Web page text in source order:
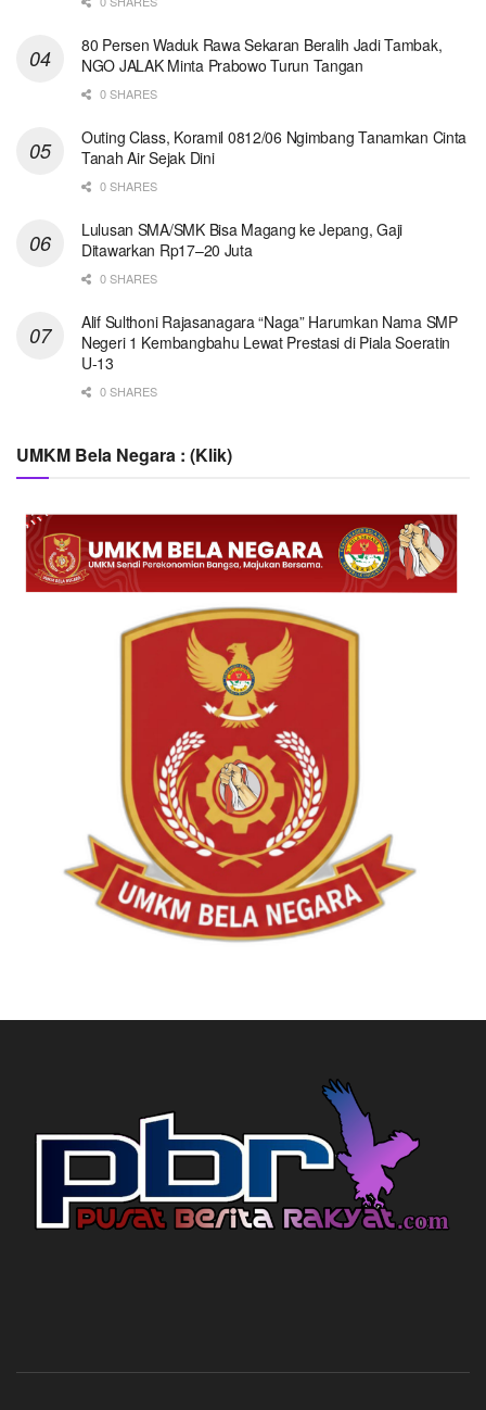
80 Persen Waduk Rawa Sekaran Beralih Jadi Tambak,
NGO JALAK Minta Prabowo Turun Tangan
0 SHARES
Outing Class, Koramil 0812/06 Ngimbang Tanamkan Cinta
Tanah Air Sejak Dini
0 SHARES
Lulusan SMA/SMK Bisa Magang ke Jepang, Gaji
Ditawarkan Rp17–20 Juta
0 SHARES
Alif Sulthoni Rajasanagara “Naga” Harumkan Nama SMP
Negeri 1 Kembangbahu Lewat Prestasi di Piala Soeratin
U-13
0 SHARES
UMKM Bela Negara : (Klik)